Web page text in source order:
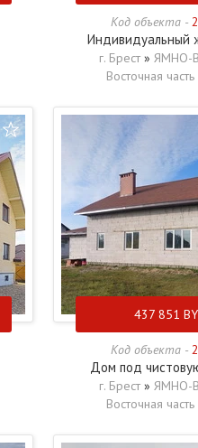
Код объекта -
Индивидуальный
г. Брест » ЯМНО-
Восточная
437 851
Код объекта -
Дом под
г. Брест » ЯМНО-
Восточная